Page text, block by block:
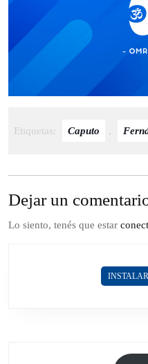
Etiquetas: Caputo ,
Dejar un
Lo siento, tenés que estar